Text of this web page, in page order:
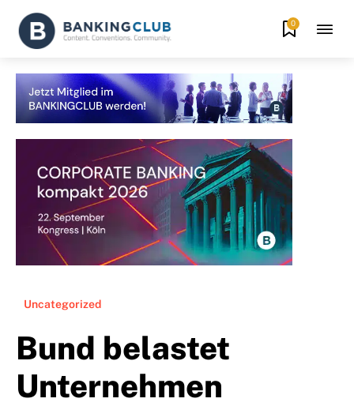
0
Uncategorized
Bund belastet
Unternehmen